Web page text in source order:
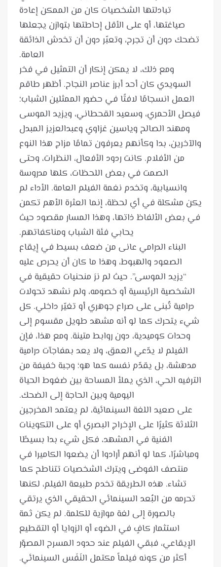
تبادلتها الشخصيات كان من الممكن إعادة
صياغتها، أو على الأقل إحاطتها بتوازن يجعلها
تضحك دون أن تجرح، وتعبّر دون أن تخدش الذائقة
ومع ذلك، لا يمكن إنكار أن التمثيل في فخر
السويدي كان أحد أبرز عناصر النجاح. أظهر طاقم
العمل انسجامًا لافتًا في حضور الممثلين الشباب؛
فيصل الأحمري، وسعيد القحطاني، ويزيد الموسى
ومهند الصالح وياسين غزاوي وعبدالعزيز المبدل
والآخرين، بدا وكأنهم يعرفون تمامًا مزاج هذا النوع
من الأفلام. كانت ردود الأفعال، النظرات، وحتى
الصمت في بعض اللحظات، كلها مدروسة
وانسيابية، وتخدم نغمة الفيلم العامة. الأداء لم
يكن مشكلة في أي لحظة، إنما العثرة الأهم تكمن
في بعض الألفاظ ذاتها، وهذا المسار مقصود حيث
البناء الدرامي عانى من ضعف بسيط في إيقاع
الصعود والهبوط، وهذا ما كان أن يحرص عليه
“يزيد الموسى”. حيث لم نرَ منحنيات حقيقية في
الشخصية الرئيسية أو خصومه، ولم نشهد تحولات
درامية تُبنى على صراع جوهري أو تغيّر داخلي. كل
شيء يتحرك كما لو أنه مشهد طويل مقسوم إلى
وحدات كوميدية، دون روابط متينة. ومع هذا، فإن
الفيلم لا يدّعي العمق، ولا يعد بمفاجآت درامية
مدهشة، بل يقدّم نفسه كما هو؛ وجبة خفيفة من
الترفيه الحي، الذي يملأ المساحة بين ضغوط الحياة
على صعيد اللغة السينمائية، لم يعتمد المخرجين
الثلاثة كثيرًا على الإخراج البصري أو على التكوينات
الفنية في المشهد، فكل شيء بدا بسيطًا
ومباشرًا، كما لو أنهم أرادوا أن يضعوا الكاميرا في
منتصف الفوضى ويترك الشخصيات تتناطح كما
تشاء. هذه الطريقة تخدم طبيعة الفيلم، لكنها
تحرمه من البُعد السينمائي الحقيقي الذي يرتقي
بالصورة إلى لغة موازية للكلمة. لم يكن ثمة
استثمار كافٍ في الضوء أو الزوايا أو التقطيع
الإيقاعي، فبقي الفيلم عند حدود المسرح المصوّر